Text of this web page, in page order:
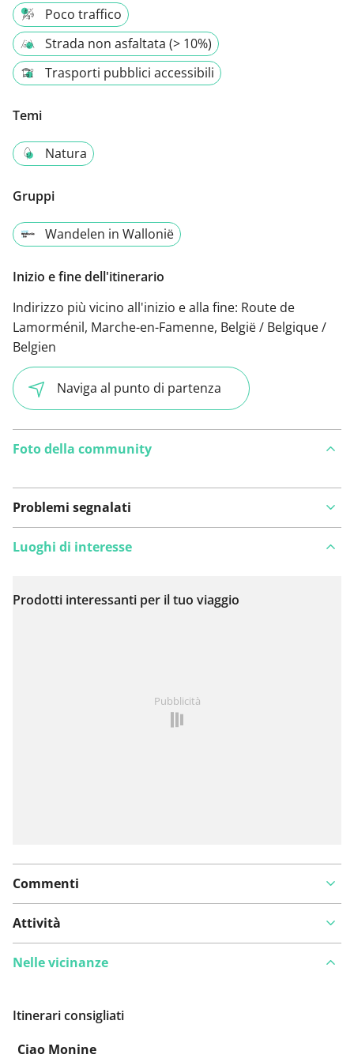
Poco traffico
Strada non asfaltata (> 10%)
Trasporti pubblici accessibili
Temi
Natura
Gruppi
Wandelen in Wallonië
Inizio e fine dell'itinerario
Indirizzo più vicino all'inizio e alla fine: Route de
Lamorménil, Marche-en-Famenne, België / Belgique /
Belgien
Naviga al punto di partenza
Foto della community
Problemi segnalati
Visualizza sulla mappa
Luoghi di interesse
Prodotti interessanti per il tuo viaggio
Pubblicità
Commenti
Attività
Nelle vicinanze
Itinerari consigliati
Ciao Monine